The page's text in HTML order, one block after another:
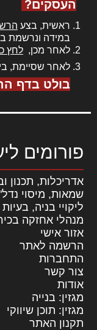
העסקים?
ראשית, בצע
במידה ונרשמת
לאחר מכן, לחץ
לאחר שסיימת,
בולט בדף
פורומים
אדריכלות, תכנון
שמאות, מיסוי
ליקויי בניה,
מנהלי אחזקה
אזור אישי
הרשמה לאתר
התחברות
צור קשר
אודות
מגזין: בנייה
מגזין: תוכן שיווקי
תקנון האתר